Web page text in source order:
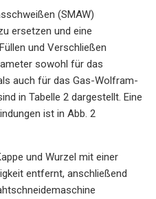
(SMAW)
ersetzen und eine
und Verschließen
sowohl für das
auch für das Gas-Wolfram-
in Tabelle 2 dargestellt. Eine
ist in Abb. 2
und Wurzel mit einer
entfernt, anschließend